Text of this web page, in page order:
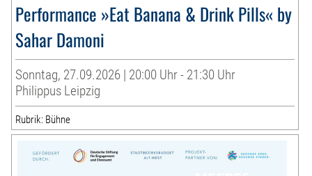
Performance »Eat Banana & Drink Pills« by
Sahar Damoni
Sonntag, 27.09.2026 | 20:00 Uhr - 21:30 Uhr
Philippus Leipzig
Rubrik: Bühne